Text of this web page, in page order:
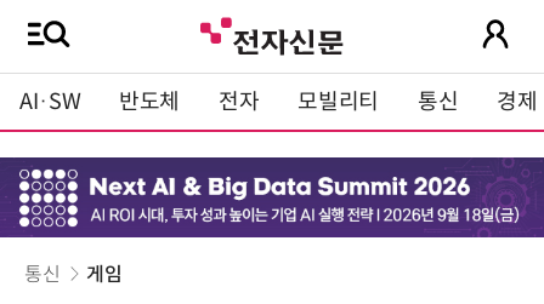
AI·SW 반도체 전자 모빌리티 통신 경제
통신 게임